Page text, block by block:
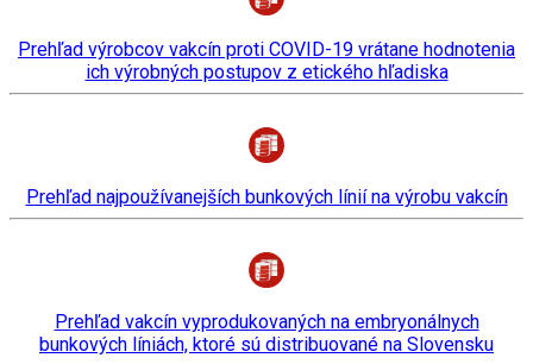
Prehľad výrobcov vakcín proti COVID-19 vrátane hodnotenia
ich výrobných postupov z etického hľadiska
Prehľad najpoužívanejších bunkových línií na výrobu vakcín
Prehľad vakcín vyprodukovaných na embryonálnych
bunkových líniách, ktoré sú distribuované na Slovensku